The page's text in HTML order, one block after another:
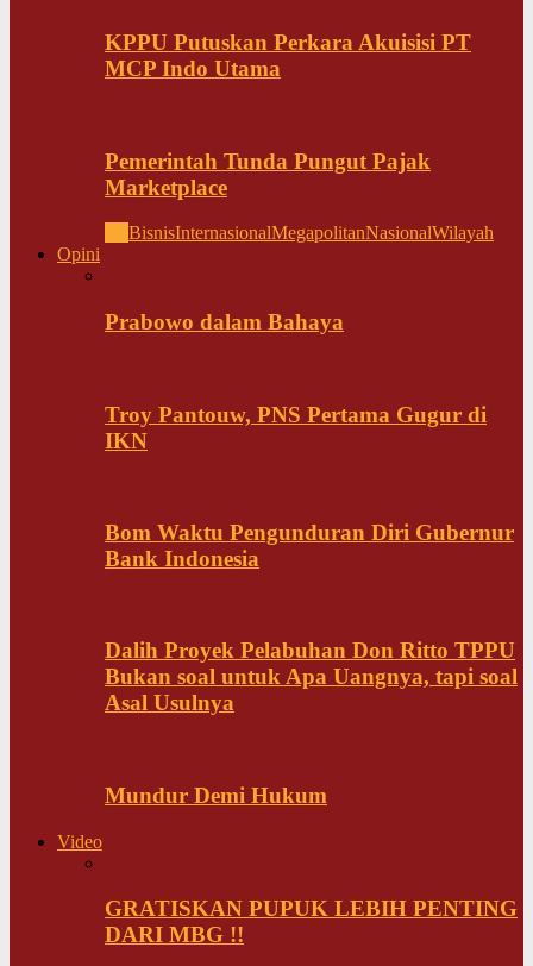
KPPU Putuskan Perkara Akuisisi PT
MCP Indo Utama
Pemerintah Tunda Pungut Pajak
Marketplace
BisnisInternasionalMegapolitanNasionalWilayah
Opini
Prabowo dalam Bahaya
Troy Pantouw, PNS Pertama Gugur di
IKN
Bom Waktu Pengunduran Diri Gubernur
Bank Indonesia
Dalih Proyek Pelabuhan Don Ritto TPPU
Bukan soal untuk Apa Uangnya, tapi soal
Asal Usulnya
Mundur Demi Hukum
Video
GRATISKAN PUPUK LEBIH PENTING
DARI MBG !!